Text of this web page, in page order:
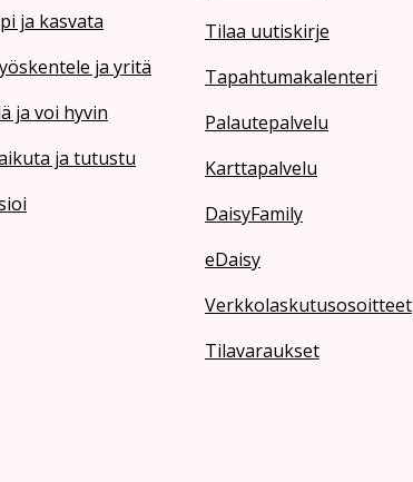
ja kasvata
ja yritä
ja voi hyvin
ja tutustu
Tilaa uutiskirje
Tapahtumakalenteri
Palautepalvelu
Karttapalvelu
DaisyFamily
eDaisy
Verkkolaskutusosoitteet
Tilavaraukset